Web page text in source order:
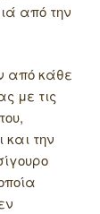
από την
από κάθε
με τις
και την